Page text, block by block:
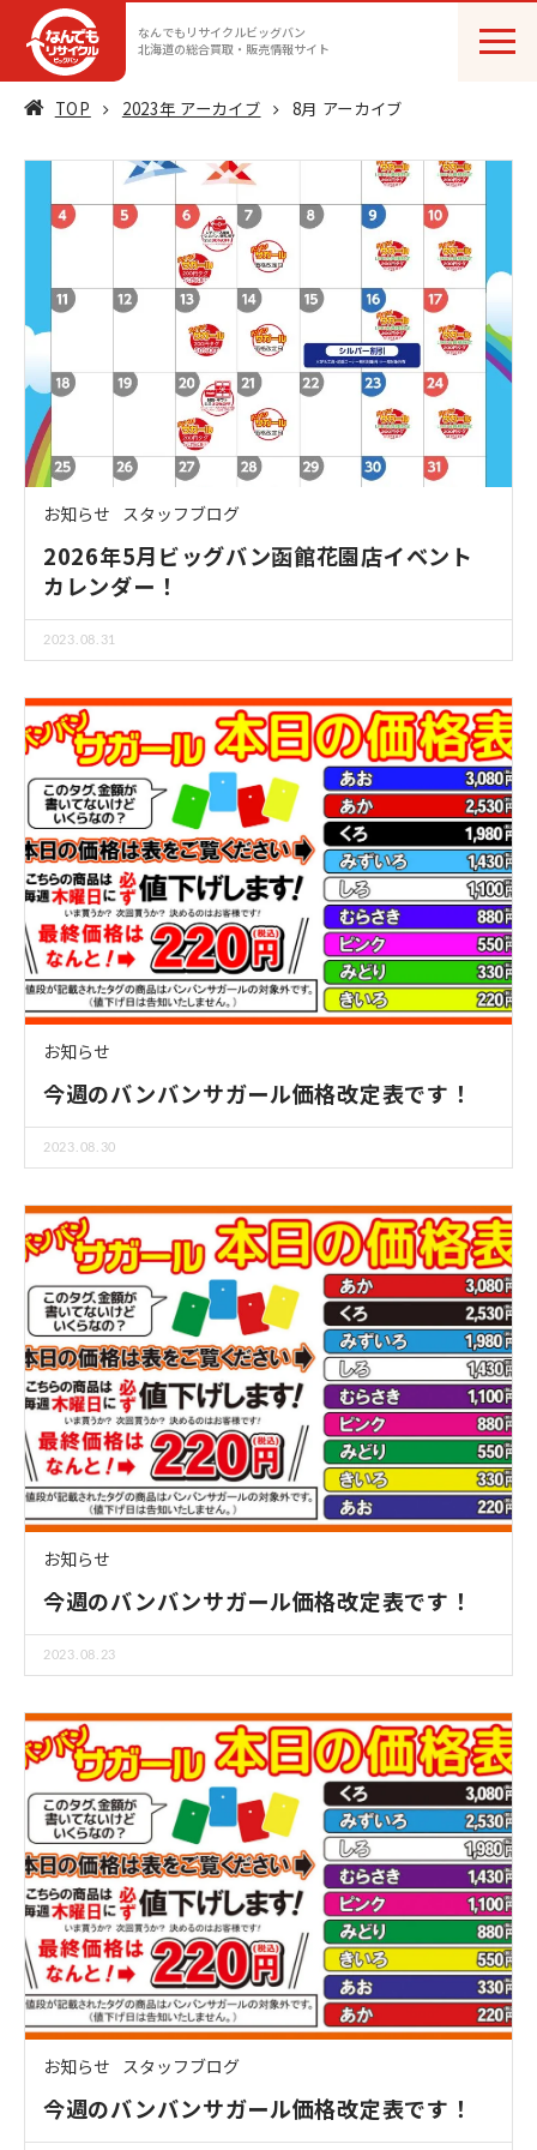
なんでもリサイクルビッグバン
北海道の総合買取・販売情報サイト
TOP 2023年 アーカイブ 8月 アーカイブ
お知らせ スタッフブログ
2026年5月ビッグバン函館花園店イベント
カレンダー！
2023.08.31
お知らせ
今週のバンバンサガール価格改定表です！
2023.08.30
お知らせ
今週のバンバンサガール価格改定表です！
2023.08.23
お知らせ スタッフブログ
今週のバンバンサガール価格改定表です！